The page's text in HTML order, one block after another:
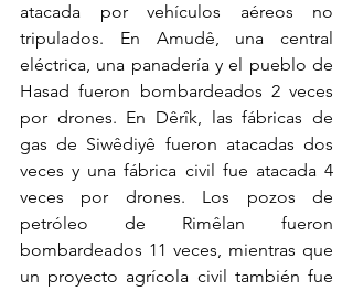
atacada por vehículos aéreos no
tripulados. En Amudê, una central
eléctrica, una panadería y el pueblo de
Hasad fueron bombardeados 2 veces
por drones. En Dêrîk, las fábricas de
gas de Siwêdiyê fueron atacadas dos
veces y una fábrica civil fue atacada 4
veces por drones. Los pozos de
petróleo de Rimêlan fueron
bombardeados 11 veces, mientras que
un proyecto agrícola civil también fue